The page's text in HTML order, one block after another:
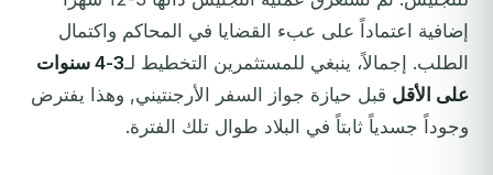
إضافية اعتماداً على عبء القضايا في المحاكم واكتمال
الطلب. إجمالاً، ينبغي للمستثمرين التخطيط لـ
3-4 سنوات
على الأقل قبل حيازة جواز السفر الأرجنتيني, وهذا يفترض
وجوداً جسدياً ثابتاً في البلاد طوال تلك الفترة.